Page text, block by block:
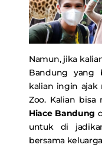
Namun, jika
Bandung yang
kalian ingin ajak
Zoo. Kalian
Hiace Bandung
untuk di
bersama